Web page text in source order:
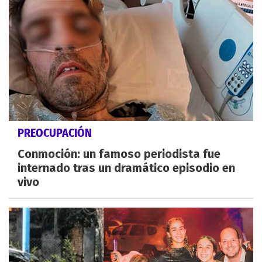
PREOCUPACIÓN
Conmoción: un famoso periodista fue
internado tras un dramático episodio en
vivo